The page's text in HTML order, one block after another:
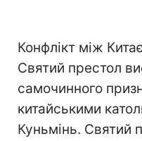
Конфлікт між
Святий престол
самочинного
китайськими
Куньмінь. Святий